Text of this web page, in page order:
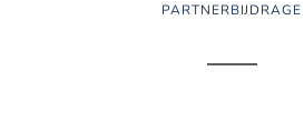
PARTNERBIJDRAGE